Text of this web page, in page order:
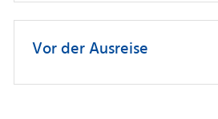
Vor der Ausreise